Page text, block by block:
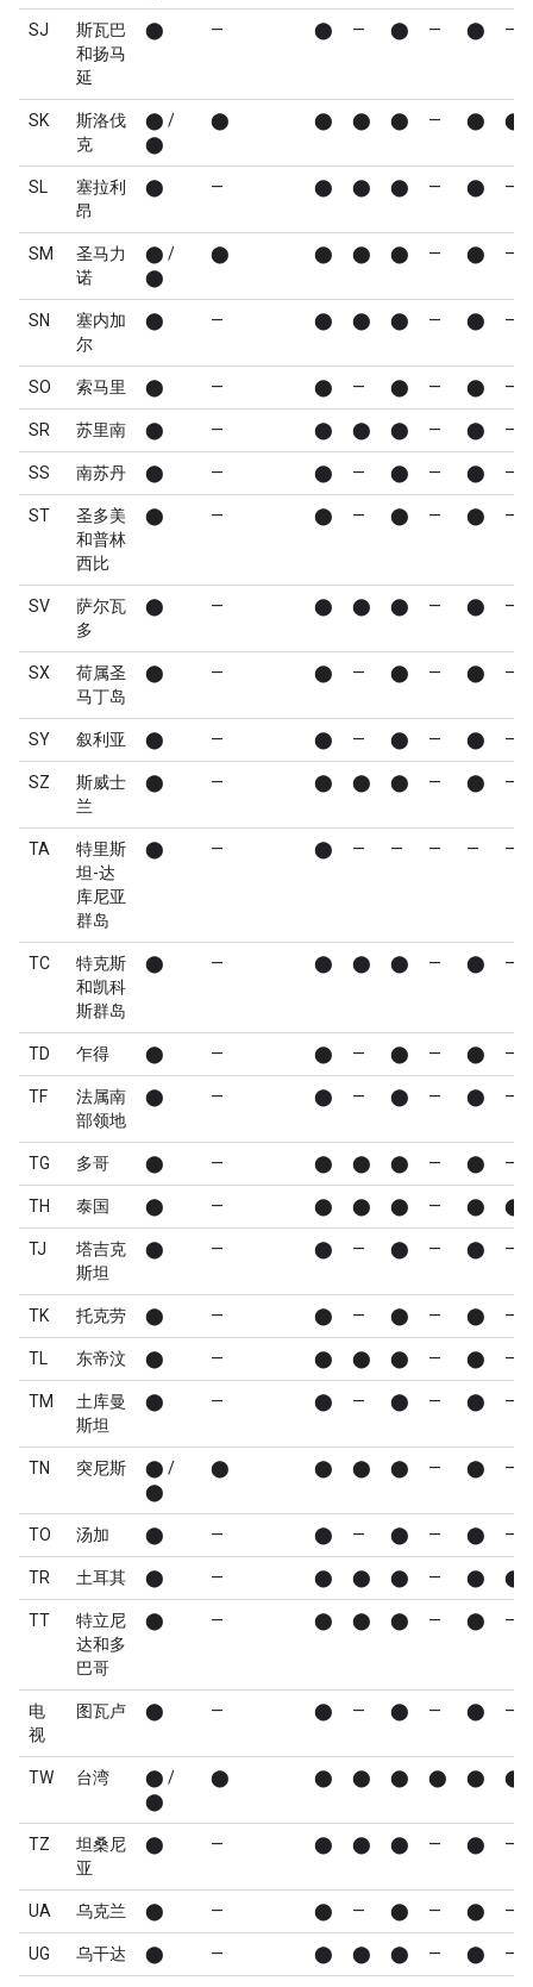
SJ
斯瓦巴
和扬马
延
⬤ — ⬤ — ⬤ — ⬤ —
SK
斯洛伐
克
⬤ /
⬤
⬤ ⬤ ⬤ ⬤ — ⬤ ⬤
SL
塞拉利
昂
⬤ — ⬤ ⬤ ⬤ — ⬤ —
SM
圣马力
诺
⬤ /
⬤
⬤ ⬤ ⬤ ⬤ — ⬤ —
SN
塞内加
尔
⬤ — ⬤ ⬤ ⬤ — ⬤ —
SO 索马里 ⬤ — ⬤ — ⬤ — ⬤ —
SR 苏里南 ⬤ — ⬤ ⬤ ⬤ — ⬤ —
SS 南苏丹 ⬤ — ⬤ — ⬤ — ⬤ —
ST
圣多美
和普林
西比
⬤ — ⬤ — ⬤ — ⬤ —
SV
萨尔瓦
多
⬤ — ⬤ ⬤ ⬤ — ⬤ —
SX
荷属圣
马丁岛
⬤ — ⬤ — ⬤ — ⬤ —
SY 叙利亚 ⬤ — ⬤ — ⬤ — ⬤ —
SZ
斯威士
兰
⬤ — ⬤ ⬤ ⬤ — ⬤ —
TA
特里斯
坦-达
库尼亚
群岛
⬤ — ⬤ — — — — —
TC
特克斯
和凯科
斯群岛
⬤ — ⬤ ⬤ ⬤ — ⬤ —
TD 乍得 ⬤ — ⬤ — ⬤ — ⬤ —
TF
法属南
部领地
⬤ — ⬤ — ⬤ — ⬤ —
TG 多哥 ⬤ — ⬤ ⬤ ⬤ — ⬤ —
TH 泰国 ⬤ — ⬤ ⬤ ⬤ — ⬤ ⬤
TJ
塔吉克
斯坦
⬤ — ⬤ — ⬤ — ⬤ —
TK 托克劳 ⬤ — ⬤ — ⬤ — ⬤ —
TL 东帝汶 ⬤ — ⬤ ⬤ ⬤ — ⬤ —
TM
土库曼
斯坦
⬤ — ⬤ — ⬤ — ⬤ —
TN 突尼斯
⬤ /
⬤
⬤ ⬤ ⬤ ⬤ — ⬤ —
TO 汤加 ⬤ — ⬤ — ⬤ — ⬤ —
TR 土耳其 ⬤ — ⬤ ⬤ ⬤ — ⬤ ⬤
TT
特立尼
达和多
巴哥
⬤ — ⬤ ⬤ ⬤ — ⬤ —
电
视
图瓦卢 ⬤ — ⬤ — ⬤ — ⬤ —
TW 台湾
⬤ /
⬤
⬤ ⬤ ⬤ ⬤ ⬤ ⬤ ⬤
TZ
坦桑尼
亚
⬤ — ⬤ ⬤ ⬤ — ⬤ —
UA 乌克兰 ⬤ — ⬤ — ⬤ — ⬤ —
UG 乌干达 ⬤ — ⬤ ⬤ ⬤ — ⬤ —